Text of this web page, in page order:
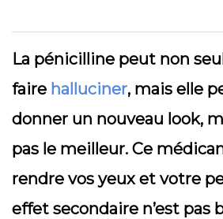
La pénicilline peut non
faire halluciner, mais elle
donner un nouveau look,
pas le meilleur. Ce
rendre vos yeux et votre
effet secondaire n’est pas